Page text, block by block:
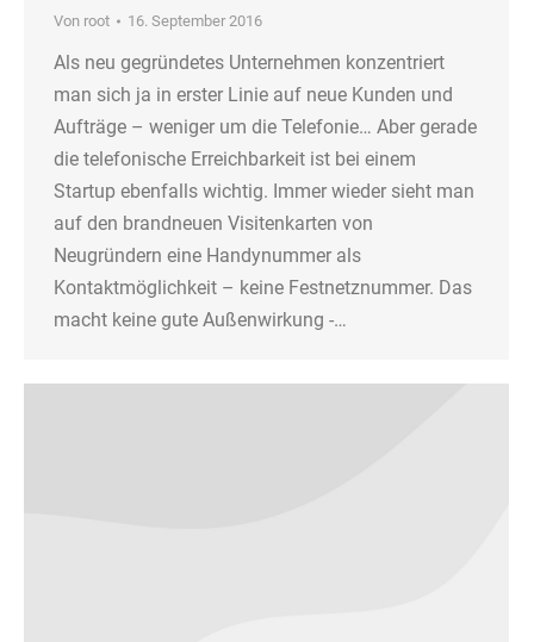
Von root 16. September 2016
Als neu gegründetes Unternehmen konzentriert
man sich ja in erster Linie auf neue Kunden und
Aufträge – weniger um die Telefonie… Aber gerade
die telefonische Erreichbarkeit ist bei einem
Startup ebenfalls wichtig. Immer wieder sieht man
auf den brandneuen Visitenkarten von
Neugründern eine Handynummer als
Kontaktmöglichkeit – keine Festnetznummer. Das
macht keine gute Außenwirkung -…